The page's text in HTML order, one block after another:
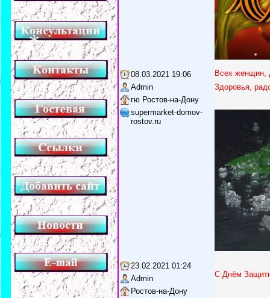
08.03.2021 19:06
Admin
гю Ростов-на-Дону
supermarket-domov-
rostov.ru
Всех женщин,
Здоровья,
23.02.2021 01:24
Admin
Ростов-на-Дону
С Днём
*
*